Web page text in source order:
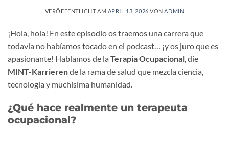
VERÖFFENTLICHT AM APRIL 13, 2026 VONADMIN
¡Hola, hola! En este episodio os traemos una carrera que
todavía no habíamos tocado en el podcast… ¡y os juro que es
apasionante! Hablamos de la Terapia Ocupacional , die
MINT-Karrierende la rama de salud que mezcla ciencia,
tecnología y muchísima humanidad.
¿Qué hace realmente un terapeuta
ocupacional?